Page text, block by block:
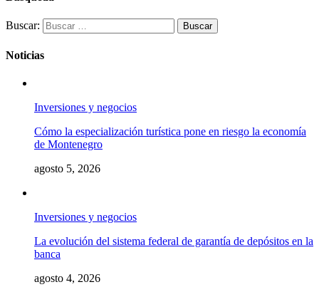
Buscar:
Noticias
Inversiones y negocios
Cómo la especialización turística pone en riesgo la economía
de Montenegro
agosto 5, 2026
Inversiones y negocios
La evolución del sistema federal de garantía de depósitos en la
banca
agosto 4, 2026